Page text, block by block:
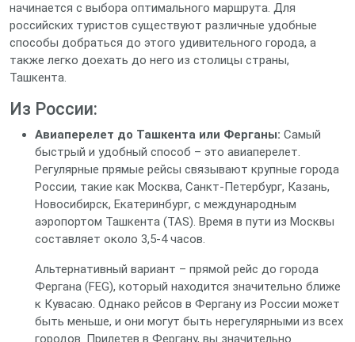
начинается с выбора оптимального маршрута. Для
российских туристов существуют различные удобные
способы добраться до этого удивительного города, а
также легко доехать до него из столицы страны,
Ташкента.
Из России:
Авиаперелет до Ташкента или Ферганы: Самый
быстрый и удобный способ – это авиаперелет.
Регулярные прямые рейсы связывают крупные города
России, такие как Москва, Санкт-Петербург, Казань,
Новосибирск, Екатеринбург, с международным
аэропортом Ташкента (TAS). Время в пути из Москвы
составляет около 3,5-4 часов.
Альтернативный вариант – прямой рейс до города
Фергана (FEG), который находится значительно ближе
к Кувасаю. Однако рейсов в Фергану из России может
быть меньше, и они могут быть нерегулярными из всех
городов. Прилетев в Фергану, вы значительно